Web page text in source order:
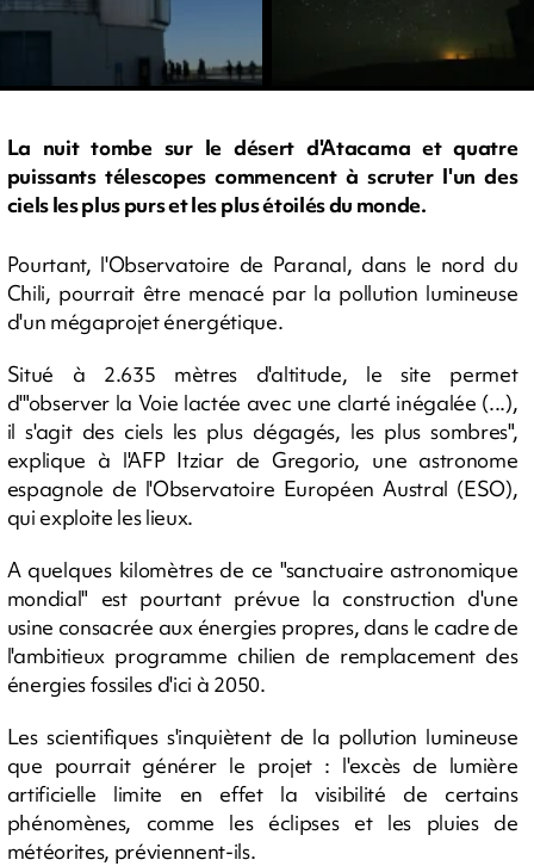
La nuit tombe sur le désert d'Atacama et quatre
puissants télescopes commencent à scruter l'un des
ciels les plus purs et les plus étoilés du monde.
Pourtant, l'Observatoire de Paranal, dans le nord du
Chili, pourrait être menacé par la pollution lumineuse
d'un mégaprojet énergétique.
Situé à 2.635 mètres d'altitude, le site permet
d'"observer la Voie lactée avec une clarté inégalée (...),
il s'agit des ciels les plus dégagés, les plus sombres",
explique à l'AFP Itziar de Gregorio, une astronome
espagnole de l'Observatoire Européen Austral (ESO),
qui exploite les lieux.
A quelques kilomètres de ce "sanctuaire astronomique
mondial" est pourtant prévue la construction d'une
usine consacrée aux énergies propres, dans le cadre de
l'ambitieux programme chilien de remplacement des
énergies fossiles d'ici à 2050.
Les scientifiques s'inquiètent de la pollution lumineuse
que pourrait générer le projet : l'excès de lumière
artificielle limite en effet la visibilité de certains
phénomènes, comme les éclipses et les pluies de
météorites, préviennent-ils.